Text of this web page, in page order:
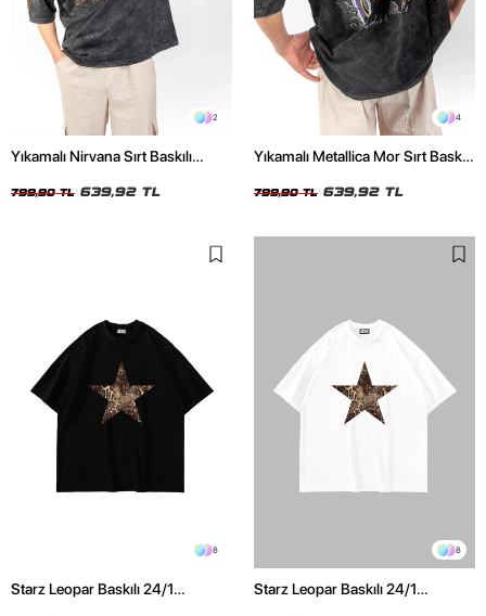
2
Yıkamalı Nirvana Sırt Baskılı
799,90 TL 639,92 TL
4
Yıkamalı Metallica Mor Sırt Baskılı
799,90 TL 639,92 TL
8
Starz Leopar Baskılı 24/1
8
Starz Leopar Baskılı 24/1